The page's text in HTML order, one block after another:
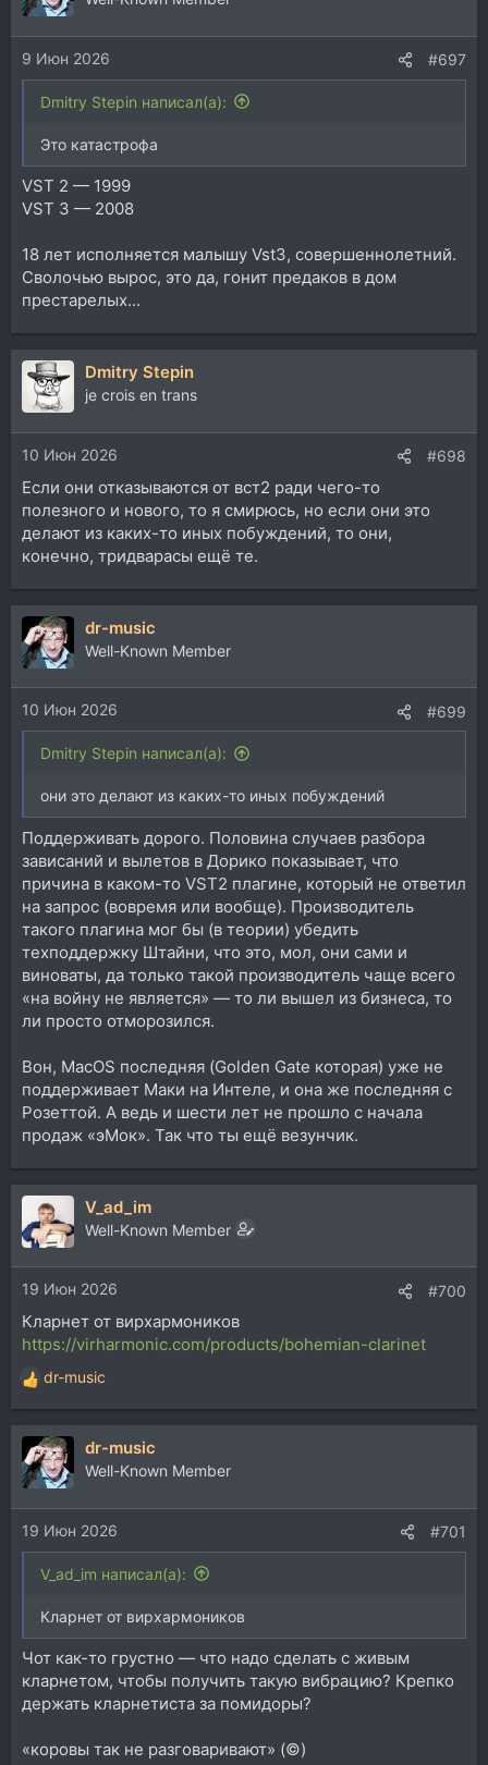
Записаться, что ли, в бета-тестеры Куба?
9 Июн 2026 #697
Dmitry Stepin написал(а):
Это катастрофа
VST 2 — 1999
VST 3 — 2008
18 лет исполняется малышу Vst3, совершеннолетний.
Сволочью вырос, это да, гонит предаков в дом
престарелых...
Dmitry Stepin
je crois en trans
10 Июн 2026 #698
Если они отказываются от вст2 ради чего-то
полезного и нового, то я смирюсь, но если они это
делают из каких-то иных побуждений, то они,
конечно, тридварасы ещё те.
dr-music
Well-Known Member
10 Июн 2026 #699
Dmitry Stepin написал(а):
они это делают из каких-то иных побуждений
Поддерживать дорого. Половина случаев разбора
зависаний и вылетов в Дорико показывает, что
причина в каком-то VST2 плагине, который не ответил
на запрос (вовремя или вообще). Производитель
такого плагина мог бы (в теории) убедить
техподдержку Штайни, что это, мол, они сами и
виноваты, да только такой производитель чаще всего
«на войну не является» — то ли вышел из бизнеса, то
ли просто отморозился.
Вон, MacOS последняя (Golden Gate которая) уже не
поддерживает Маки на Интеле, и она же последняя с
Розеттой. А ведь и шести лет не прошло с начала
продаж «эМок». Так что ты ещё везунчик.
V_ad_im
Well-Known Member
19 Июн 2026 #700
Кларнет от вирхармоников
https://virharmonic.com/products/bohemian-clarinet
Р
е
а
к
ц
и
и
:
dr-music
dr-music
Well-Known Member
19 Июн 2026 #701
V_ad_im написал(а):
Кларнет от вирхармоников
Чот как-то грустно — что надо сделать с живым
кларнетом, чтобы получить такую вибрацию? Крепко
держать кларнетиста за помидоры?
«коровы так не разговаривают» (©)